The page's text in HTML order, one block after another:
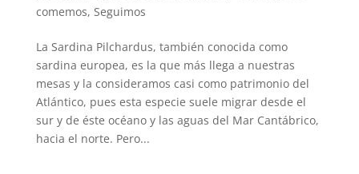
comemos, Seguimos
La Sardina Pilchardus, también conocida como
sardina europea, es la que más llega a nuestras
mesas y la consideramos casi como patrimonio del
Atlántico, pues esta especie suele migrar desde el
sur y de éste océano y las aguas del Mar Cantábrico,
hacia el norte. Pero...